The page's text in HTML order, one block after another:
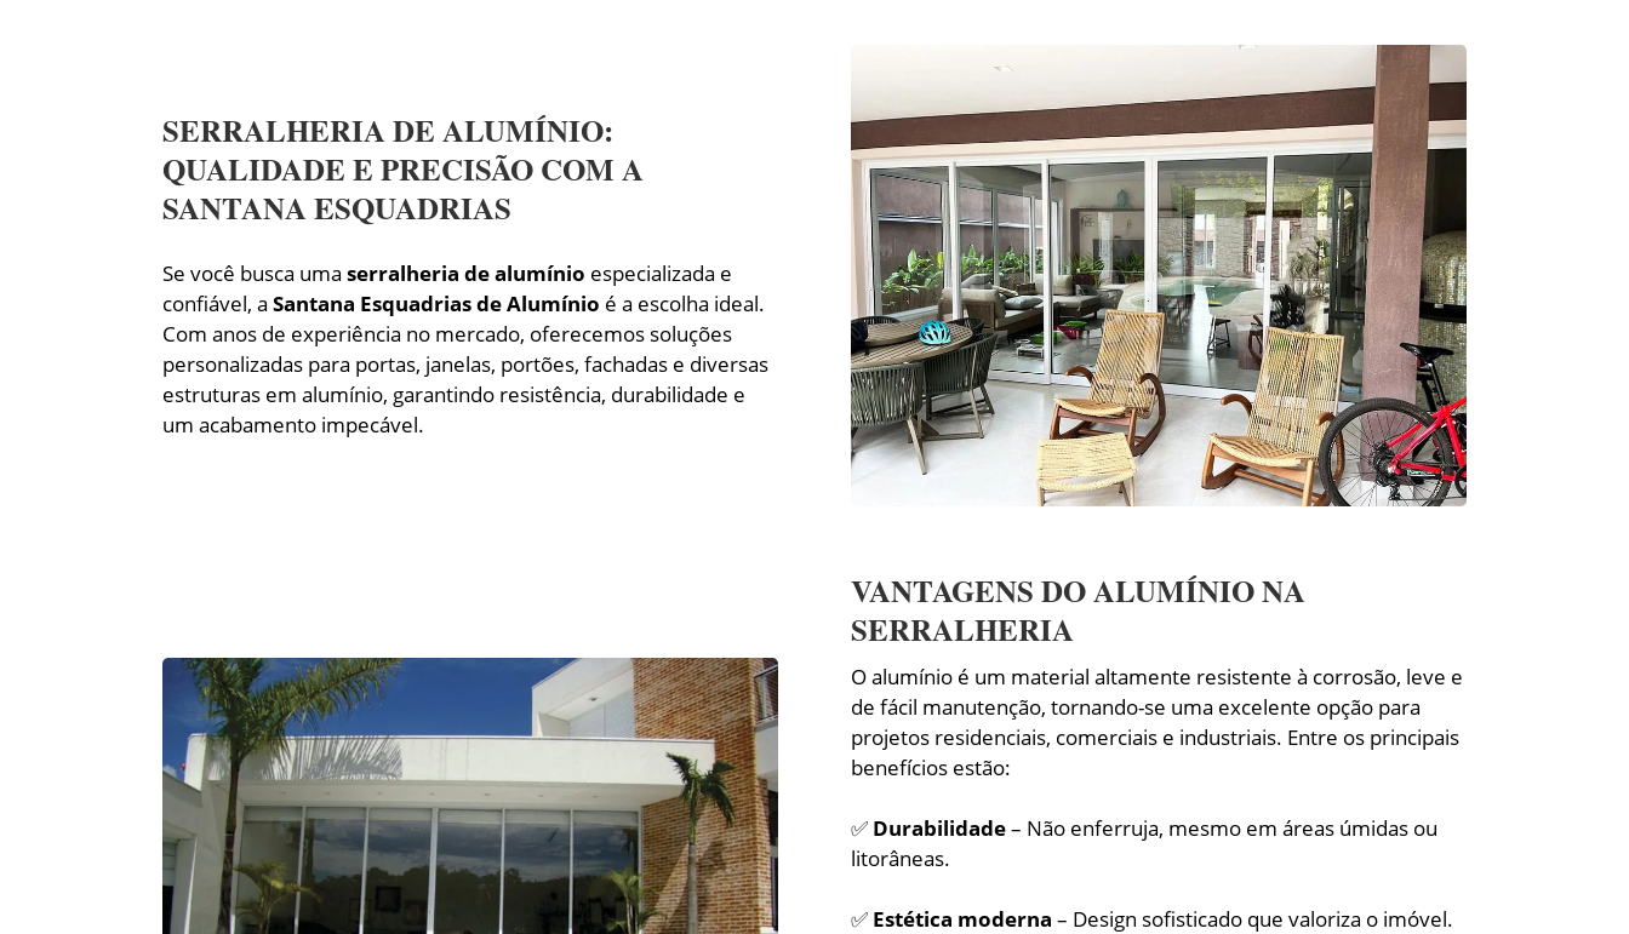
SERRALHERIA DE ALUMÍNIO:
QUALIDADE E PRECISÃO COM A
SANTANA ESQUADRIAS
Se você busca umaserralheria de alumínio especializada e
confiável, aSantana Esquadrias de Alumínio é a escolha ideal.
Com anos de experiência no mercado, oferecemos soluções
personalizadas para portas, janelas, portões, fachadas e diversas
estruturas em alumínio, garantindo resistência, durabilidade e
um acabamento impecável.
VANTAGENS DO ALUMÍNIO NA
SERRALHERIA
O alumínio é um material altamente resistente à corrosão, leve e
de fácil manutenção, tornando-se uma excelente opção para
projetos residenciais, comerciais e industriais. Entre os principais
benefícios estão:
✅ Durabilidade– Não enferruja, mesmo em áreas úmidas ou
litorâneas.
✅ Estética moderna – Design sofisticado que valoriza o imóvel.